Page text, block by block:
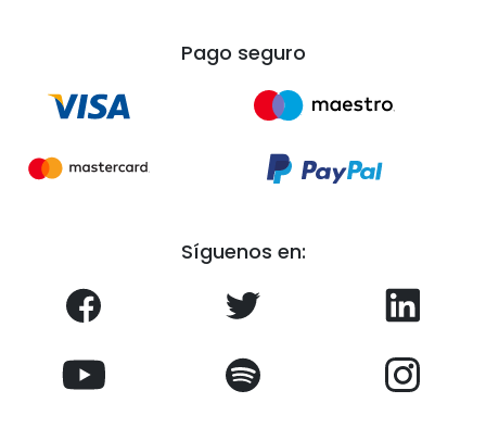
Pago seguro
Síguenos en: